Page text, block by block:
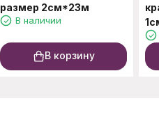
размер 2см*23м
В наличии
В корзину